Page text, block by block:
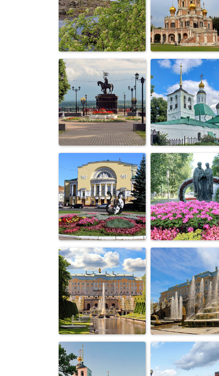
Свято-
Никольский
монастырь в
Годеново
Крутицкое
подворье
берег острова
Валаам
Храм
Пресвятой
Богородицы
Ф...
памятник князю
Владимиру и
святителю ...
Никольская
церковь во
Владимире
Театральная
площадь в
Ярославле
памятник
Февронии в
Ярославле